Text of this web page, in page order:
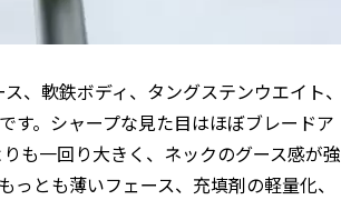
、軟鉄ボディ、タングステンウエイト、
す。シャープな見た目はほぼブレードア
も一回り大きく、ネックのグース感が強
とも薄いフェース、充填剤の軽量化、